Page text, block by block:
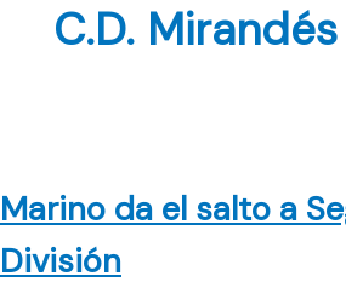
C.D. Mirandés
Marino da el salto a
División